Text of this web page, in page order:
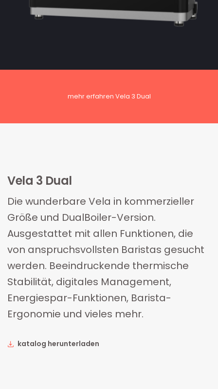
mehr erfahren Vela 3 Dual
Vela 3 Dual
Die wunderbare Vela in kommerzieller
Größe und DualBoiler-Version.
Ausgestattet mit allen Funktionen, die
von anspruchsvollsten Baristas gesucht
werden. Beeindruckende thermische
Stabilität, digitales Management,
Energiespar-Funktionen, Barista-
Ergonomie und vieles mehr.
katalog herunterladen